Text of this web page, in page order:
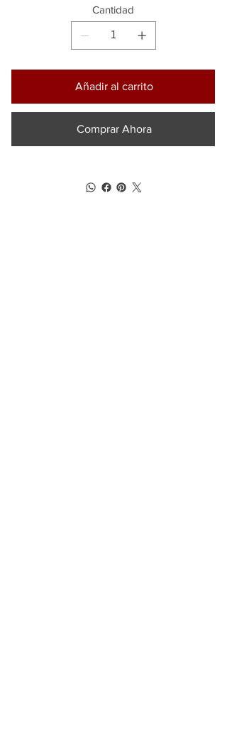
Cantidad
Añadir al carrito
Comprar Ahora